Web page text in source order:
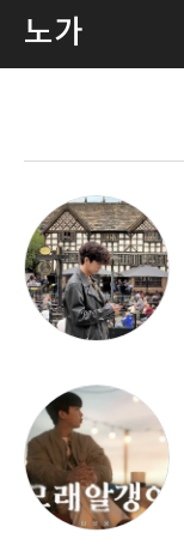
노가